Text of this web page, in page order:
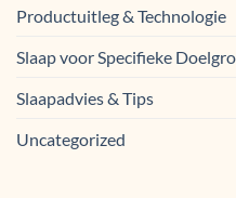
Productuitleg & Technologie
Slaap voor Specifieke
Slaapadvies & Tips
Uncategorized